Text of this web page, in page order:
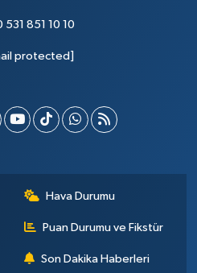
531 851 10 10
protected]
Hava Durumu
Puan Durumu ve Fikstür
Son Dakika Haberleri